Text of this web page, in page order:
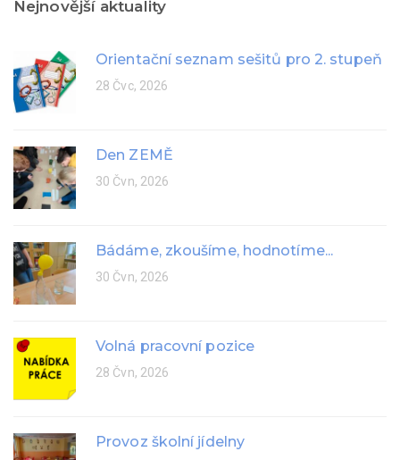
Nejnovější aktuality
Orientační seznam sešitů pro 2. stupeň
28 Čvc, 2026
Den ZEMĚ
30 Čvn, 2026
Bádáme, zkoušíme, hodnotíme...
30 Čvn, 2026
Volná pracovní pozice
28 Čvn, 2026
Provoz školní jídelny